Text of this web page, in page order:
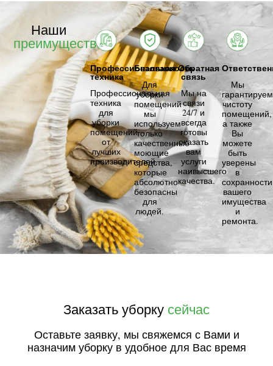
Наши
преимущества
Профессиональная
техника
Профессиональная
техника
для
уборки
помещений
от
лучших
производителей.
Безопасность
Для
уборки
помещений
мы
используем
только
качественные
моющие
средства,
которые
абсолютно
безопасны
для
людей.
Обратная
связь
Мы на
связи
24/7 и
всегда
готовы
оказать
вам
услуги
наивысшего
качества.
Мы
гарантируем
чистоту
помещений,
а также
Вы
можете
быть
уверены
в
сохранности
вашего
имущества
и
ремонта.
Заказать уборку сейчас
Оставьте заявку, мы свяжемся с Вами и
назначим уборку в удобное для Вас время